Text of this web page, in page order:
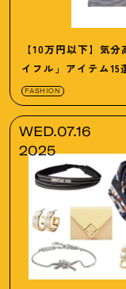
【10万円以下】気
イフル」アイテム15
FASHION
WED.07.16
2025